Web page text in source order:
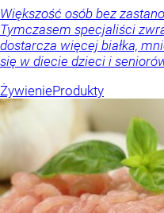
Większość osób bez
Tymczasem specjaliści
dostarcza więcej białka,
się w diecie dzieci i
ŻywienieProdukty